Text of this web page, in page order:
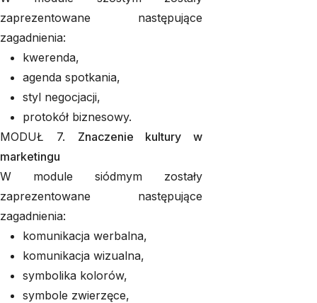
zaprezentowane następujące
zagadnienia:
kwerenda,
agenda spotkania,
styl negocjacji,
protokół biznesowy.
MODUŁ 7. Znaczenie kultury w
marketingu
W module siódmym zostały
zaprezentowane następujące
zagadnienia:
komunikacja werbalna,
komunikacja wizualna,
symbolika kolorów,
symbole zwierzęce,